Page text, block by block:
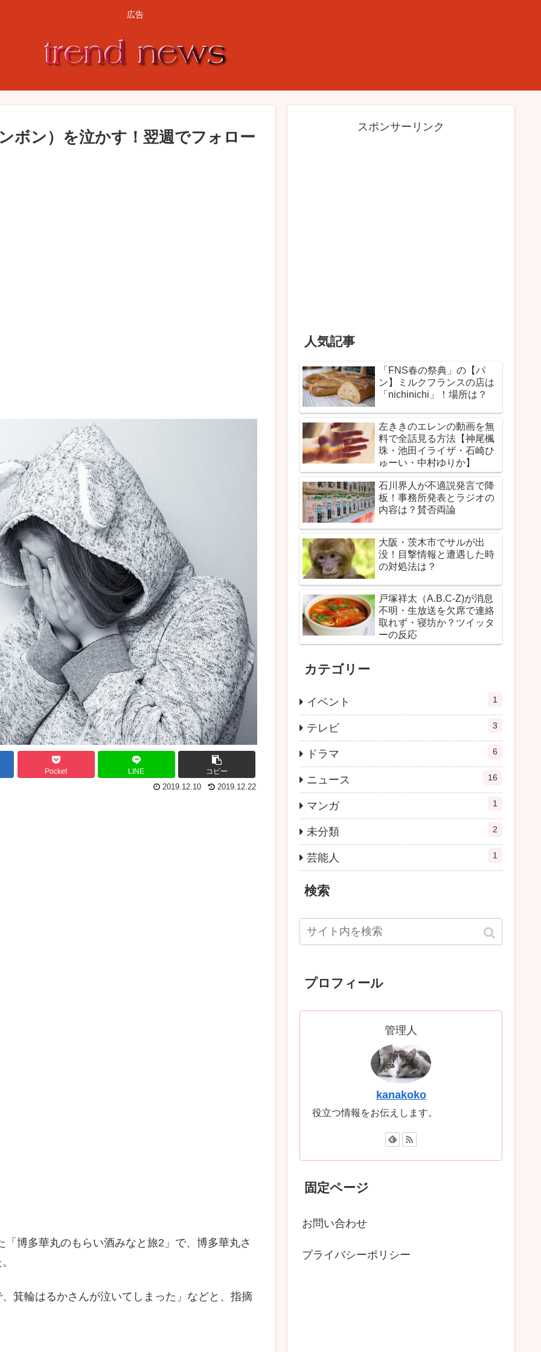
広告
ボン）を泣かす！翌週でフォロー
Pocket LINE
コピー
2019.12.22
2019.12.10
博多華丸のもらい酒みなと旅2」で、博多華丸さ
箕輪はるかさんが泣いてしまった」などと、指摘
スポンサーリンク
人気記事
「FNS春の祭典」の【パ
ン】ミルクフランスの店は
「nichinichi」！場所は？
左ききのエレンの動画を無
料で全話見る方法【神尾楓
珠・池田イライザ・石崎ひ
ゅーい・中村ゆりか】
石川界人が不適説発言で降
板！事務所発表とラジオの
内容は？賛否両論
大阪・茨木市でサルが出
没！目撃情報と遭遇した時
の対処法は？
戸塚祥太（A.B.C-Z)が消息
不明・生放送を欠席で連絡
取れず・寝坊か？ツイッタ
ーの反応
カテゴリー
イベント 1
テレビ 3
ドラマ 6
ニュース 16
マンガ 1
未分類 2
芸能人 1
検索
プロフィール
管理人
kanakoko
役立つ情報をお伝えします。
固定ページ
お問い合わせ
プライバシーポリシー